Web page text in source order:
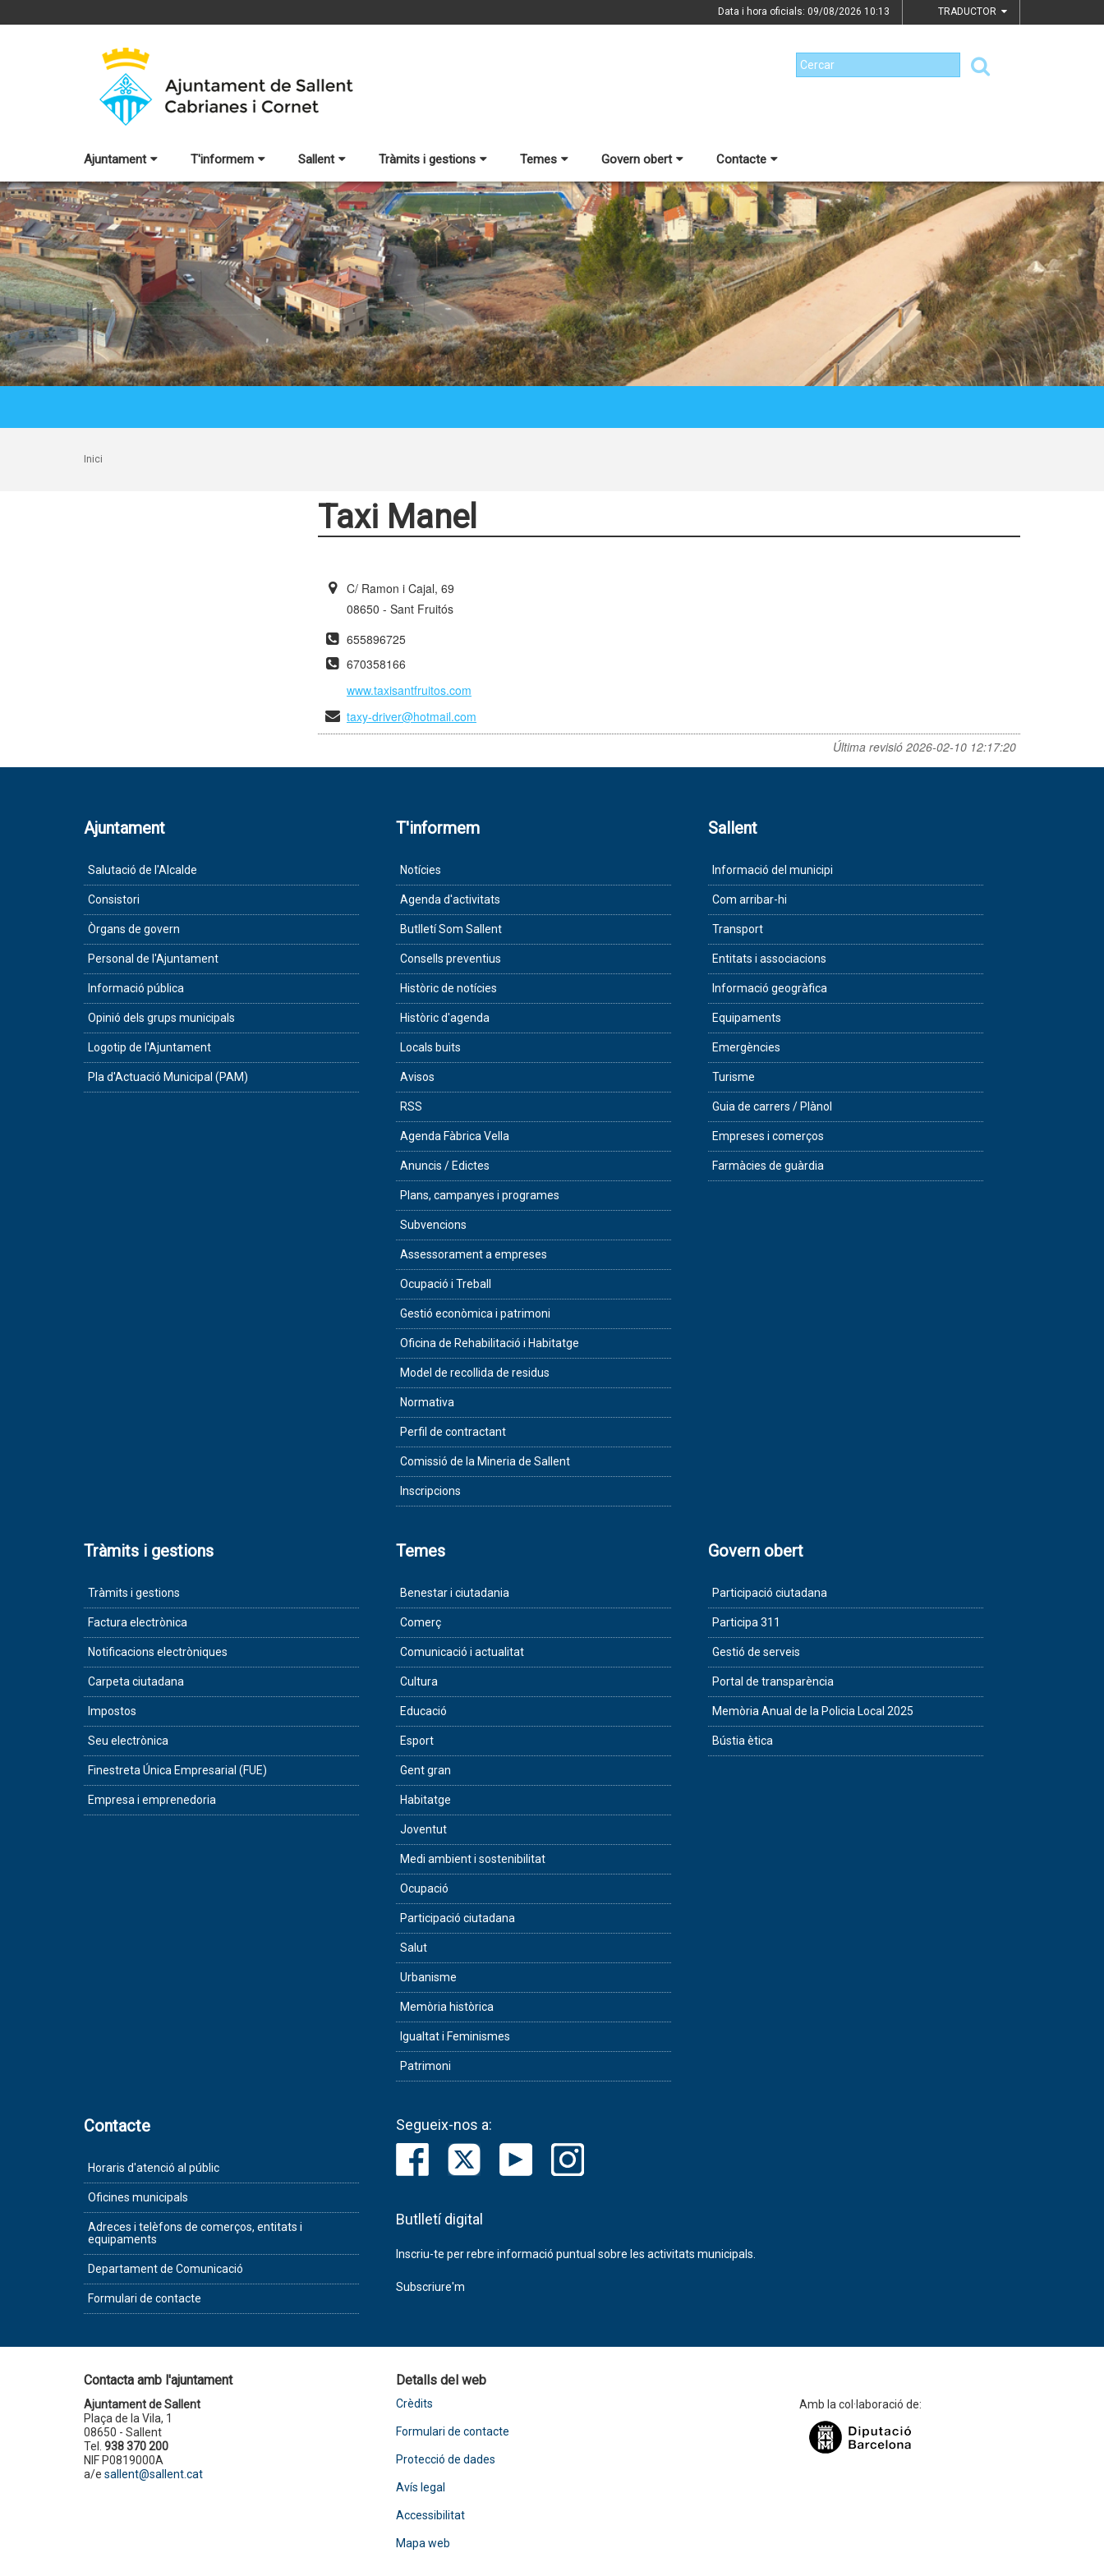
Data i hora oficials: 09/08/2026 10:13 TRADUCTOR
Ajuntament T'informem Sallent Tràmits i gestions Temes Govern obert Contacte
Inici
Taxi Manel
C/ Ramon i Cajal, 69
08650 - Sant Fruitós
655896725
670358166
www.taxisantfruitos.com
taxy-driver@hotmail.com
Última revisió 2026-02-10 12:17:20
Ajuntament
Salutació de l'Alcalde
Consistori
Òrgans de govern
Personal de l'Ajuntament
Informació pública
Opinió dels grups municipals
Logotip de l'Ajuntament
Pla d'Actuació Municipal (PAM)
T'informem
Notícies
Agenda d'activitats
Butlletí Som Sallent
Consells preventius
Històric de notícies
Històric d'agenda
Locals buits
Avisos
RSS
Agenda Fàbrica Vella
Anuncis / Edictes
Plans, campanyes i programes
Subvencions
Assessorament a empreses
Ocupació i Treball
Gestió econòmica i patrimoni
Oficina de Rehabilitació i Habitatge
Model de recollida de residus
Normativa
Perfil de contractant
Comissió de la Mineria de Sallent
Inscripcions
Sallent
Informació del municipi
Com arribar-hi
Transport
Entitats i associacions
Informació geogràfica
Equipaments
Emergències
Turisme
Guia de carrers / Plànol
Empreses i comerços
Farmàcies de guàrdia
Tràmits i gestions
Tràmits i gestions
Factura electrònica
Notificacions electròniques
Carpeta ciutadana
Impostos
Seu electrònica
Finestreta Única Empresarial (FUE)
Empresa i emprenedoria
Temes
Benestar i ciutadania
Comerç
Comunicació i actualitat
Cultura
Educació
Esport
Gent gran
Habitatge
Joventut
Medi ambient i sostenibilitat
Ocupació
Participació ciutadana
Salut
Urbanisme
Memòria històrica
Igualtat i Feminismes
Patrimoni
Govern obert
Participació ciutadana
Participa 311
Gestió de serveis
Portal de transparència
Memòria Anual de la Policia Local 2025
Bústia ètica
Contacte
Horaris d'atenció al públic
Oficines municipals
Adreces i telèfons de comerços, entitats i
equipaments
Departament de Comunicació
Formulari de contacte
Segueix-nos a:
Butlletí digital
Inscriu-te per rebre informació puntual sobre les activitats municipals.
Subscriure'm
Contacta amb l'ajuntament
Ajuntament de Sallent
Plaça de la Vila, 1
08650 - Sallent
Tel. 938 370 200
NIF P0819000A
a/e sallent@sallent.cat
Detalls del web
Crèdits
Formulari de contacte
Protecció de dades
Avís legal
Accessibilitat
Mapa web
Amb la col·laboració de: